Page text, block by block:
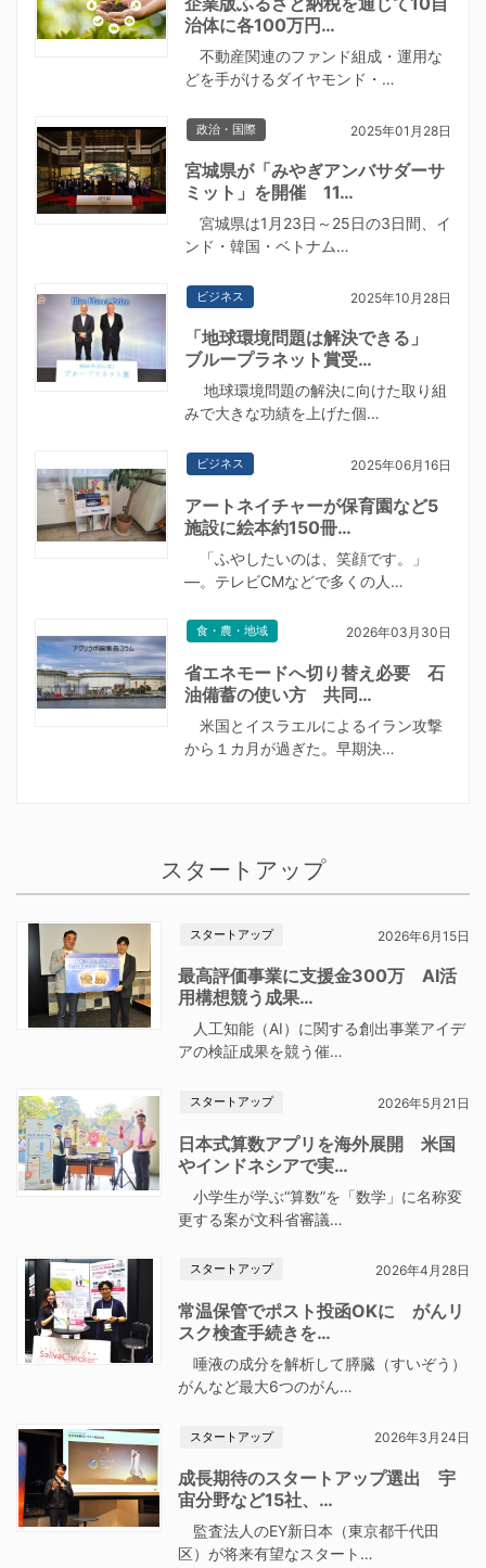
治体に各100万円…
不動産関連のファンド組成・運用な
どを手がけるダイヤモンド・…
政治・国際 2025年01月28日
宮城県が「みやぎアンバサダーサ
ミット」を開催 11…
宮城県は1月23日～25日の3日間、イ
ンド・韓国・ベトナム…
ビジネス 2025年10月28日
「地球環境問題は解決できる」
ブループラネット賞受…
地球環境問題の解決に向けた取り組
みで大きな功績を上げた個…
ビジネス 2025年06月16日
アートネイチャーが保育園など5
施設に絵本約150冊…
「ふやしたいのは、笑顔です。」
―。テレビCMなどで多くの人…
食・農・地域 2026年03月30日
省エネモードへ切り替え必要 石
油備蓄の使い方 共同…
米国とイスラエルによるイラン攻撃
から１カ月が過ぎた。早期決…
スタートアップ
スタートアップ 2026年6月15日
最高評価事業に支援金300万 AI活
用構想競う成果…
人工知能（AI）に関する創出事業アイデ
アの検証成果を競う催…
スタートアップ 2026年5月21日
日本式算数アプリを海外展開 米国
やインドネシアで実…
小学生が学ぶ“算数”を「数学」に名称変
更する案が文科省審議…
スタートアップ 2026年4月28日
常温保管でポスト投函OKに がんリ
スク検査手続きを…
唾液の成分を解析して膵臓（すいぞう）
がんなど最大6つのがん…
スタートアップ 2026年3月24日
成長期待のスタートアップ選出 宇
宙分野など15社、…
監査法人のEY新日本（東京都千代田
区）が将来有望なスタート…